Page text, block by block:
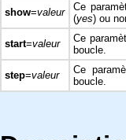
show=valeur
Ce
(yes) ou
start=valeur
Ce
boucle.
step=valeur
Ce
boucle.